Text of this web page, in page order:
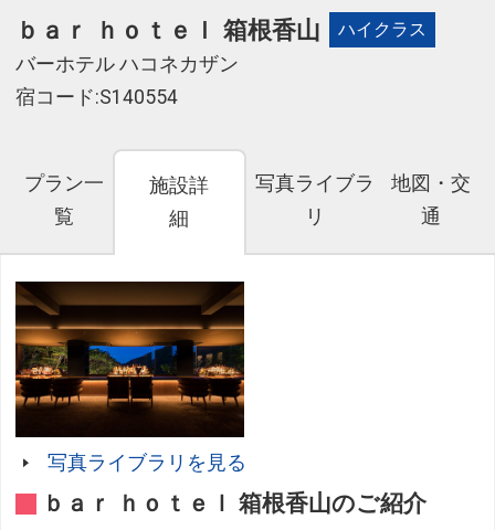
ｂａｒ ｈｏｔｅｌ 箱根香山 ハイクラス
バーホテル ハコネカザン
宿コード:S140554
プラン一
覧
施設詳
細
写真ライブラ
リ
地図・交
通
写真ライブラリを見る
ｂａｒ ｈｏｔｅｌ 箱根香山のご紹介